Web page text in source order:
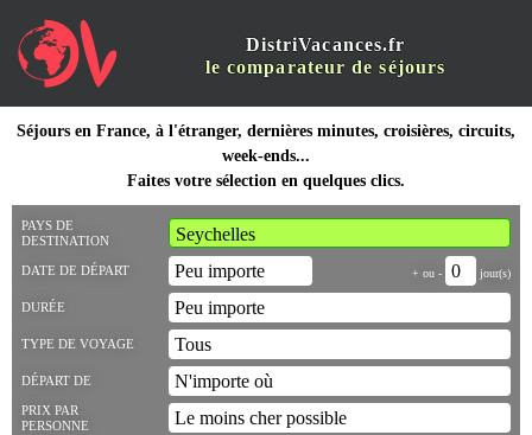
DistriVacances.fr
le comparateur de séjours
Séjours en France, à l'étranger, dernières minutes, croisières, circuits,
week-ends...
Faites votre sélection en quelques clics.
PAYS DE
DESTINATION
DATE DE DÉPART + ou - jour(s)
DURÉE
TYPE DE VOYAGE
DÉPART DE
PRIX PAR
PERSONNE